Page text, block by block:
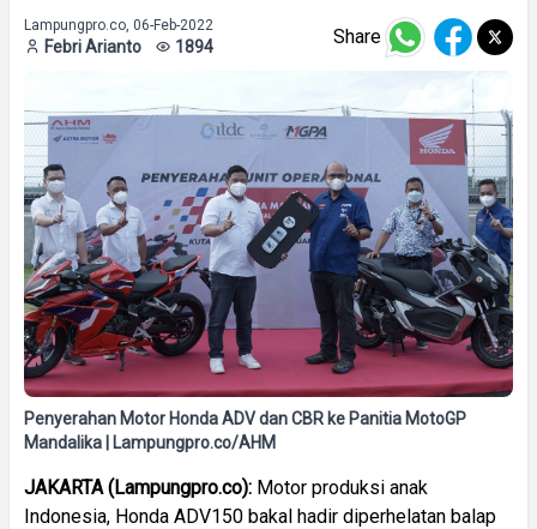
Lampungpro.co, 06-Feb-2022
Febri Arianto 1894 Share
Penyerahan Motor Honda ADV dan CBR ke Panitia MotoGP
Mandalika | Lampungpro.co/AHM
JAKARTA (Lampungpro.co): Motor produksi anak
Indonesia, Honda ADV150 bakal hadir diperhelatan balap